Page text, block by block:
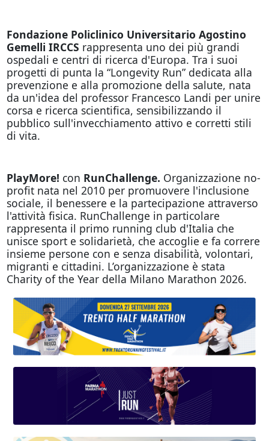
Fondazione Policlinico Universitario Agostino
Gemelli IRCCS rappresenta uno dei più grandi
ospedali e centri di ricerca d'Europa. Tra i suoi
progetti di punta la “Longevity Run” dedicata alla
prevenzione e alla promozione della salute, nata
da un'idea del professor Francesco Landi per unire
corsa e ricerca scientifica, sensibilizzando il
pubblico sull'invecchiamento attivo e corretti stili
di vita.
PlayMore! con RunChallenge. Organizzazione no-
profit nata nel 2010 per promuovere l'inclusione
sociale, il benessere e la partecipazione attraverso
l'attività fisica. RunChallenge in particolare
rappresenta il primo running club d'Italia che
unisce sport e solidarietà, che accoglie e fa correre
insieme persone con e senza disabilità, volontari,
migranti e cittadini. L’organizzazione è stata
Charity of the Year della Milano Marathon 2026.